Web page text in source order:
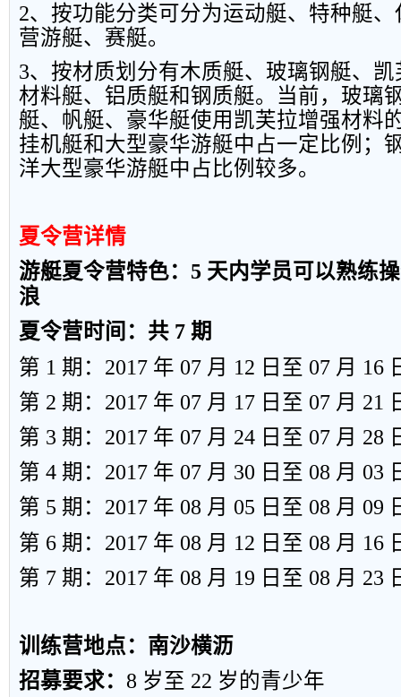
2、按功能分类可分为运动艇、特种艇
营游艇、赛艇。
3、 按材质划分有木质艇、 玻璃钢艇、 凯
材料艇、铝质艇和钢质艇。当前， 玻璃
艇、帆艇、豪华艇使用凯芙拉增强材料
挂机艇和大型豪华游艇中占一定比例；
洋大型豪华游艇中占比例较多。
夏令营详情
游艇夏令营特色： 5 天内学员可以熟练
浪
夏令营时间：共 7 期
第 1 期： 2017 年 07 月 12 日至 07 月 16
第 2 期： 2017 年 07 月 17 日至 07 月 21
第 3 期： 2017 年 07 月 24 日至 07 月 28
第 4 期： 2017 年 07 月 30 日至 08 月 03
第 5 期： 2017 年 08 月 05 日至 08 月 09
第 6 期： 2017 年 08 月 12 日至 08 月 16
第 7 期： 2017 年 08 月 19 日至 08 月 23
训练营地点：南沙横沥
招募要求： 8 岁至 22 岁的青少年